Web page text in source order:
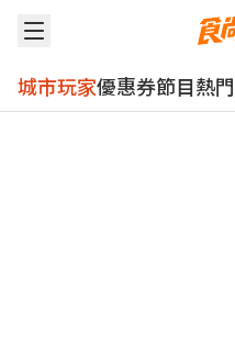
城市玩家優惠券節目熱門